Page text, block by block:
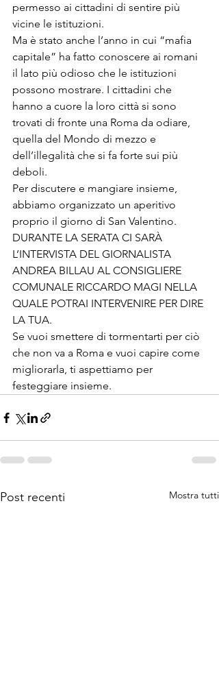
permesso ai cittadini di sentire più
vicine le istituzioni.
Ma è stato anche l’anno in cui “mafia
capitale” ha fatto conoscere ai romani
il lato più odioso che le istituzioni
possono mostrare. I cittadini che
hanno a cuore la loro città si sono
trovati di fronte una Roma da odiare,
quella del Mondo di mezzo e
dell’illegalità che si fa forte sui più
deboli.
Per discutere e mangiare insieme,
abbiamo organizzato un aperitivo
proprio il giorno di San Valentino.
DURANTE LA SERATA CI SARÀ
L’INTERVISTA DEL GIORNALISTA
ANDREA BILLAU AL CONSIGLIERE
COMUNALE RICCARDO MAGI NELLA
QUALE POTRAI INTERVENIRE PER DIRE
LA TUA.
Se vuoi smettere di tormentarti per ciò
che non va a Roma e vuoi capire come
migliorarla, ti aspettiamo per
festeggiare insieme.
Post recenti Mostra tutti